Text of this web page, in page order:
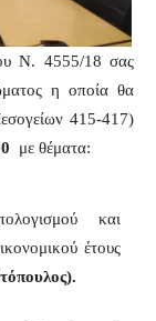
Ν. 4555/18 σας
η οποία θα
415-417)
με θέματα:
και
έτους